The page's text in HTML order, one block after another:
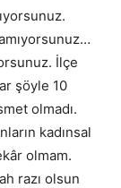
İlçe
şöyle 10
olmadı.
kadınsal
olmam.
razı olsun